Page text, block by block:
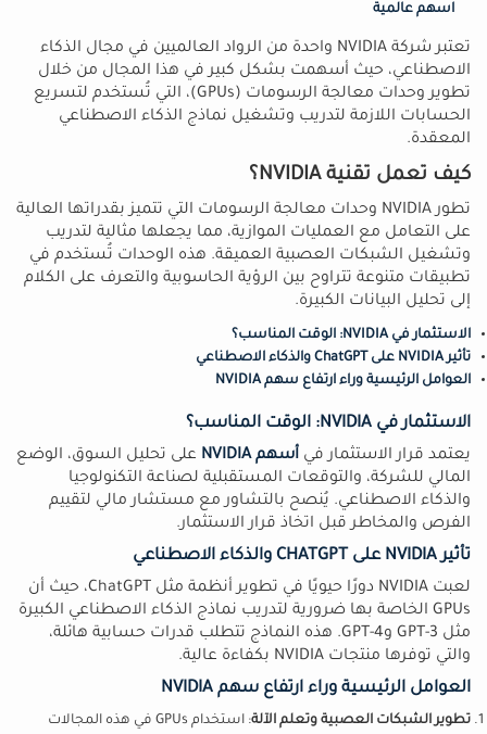
اسهم عالمية
تعتبر شركة NVIDIA واحدة من الرواد العالميين في مجال الذكاء
الاصطناعي، حيث أسهمت بشكل كبير في هذا المجال من خلال
تطوير وحدات معالجة الرسومات (GPUs)، التي تُستخدم لتسريع
الحسابات اللازمة لتدريب وتشغيل نماذج الذكاء الاصطناعي
المعقدة.
كيف تعمل تقنية NVIDIA؟
تطور NVIDIA وحدات معالجة الرسومات التي تتميز بقدراتها العالية
على التعامل مع العمليات الموازية، مما يجعلها مثالية لتدريب
وتشغيل الشبكات العصبية العميقة. هذه الوحدات تُستخدم في
تطبيقات متنوعة تتراوح بين الرؤية الحاسوبية والتعرف على الكلام
إلى تحليل البيانات الكبيرة.
الاستثمار في NVIDIA: الوقت المناسب؟
تأثير NVIDIA على ChatGPT والذكاء الاصطناعي
العوامل الرئيسية وراء ارتفاع سهم NVIDIA
الاستثمار في NVIDIA: الوقت المناسب؟
يعتمد قرار الاستثمار في أسهم NVIDIA
على تحليل السوق، الوضع
المالي للشركة، والتوقعات المستقبلية لصناعة التكنولوجيا
والذكاء الاصطناعي. يُنصح بالتشاور مع مستشار مالي لتقييم
الفرص والمخاطر قبل اتخاذ قرار الاستثمار.
تأثير NVIDIA على CHATGPT والذكاء الاصطناعي
لعبت NVIDIA دورًا حيويًا في تطوير أنظمة مثل ChatGPT، حيث أن
GPUs الخاصة بها ضرورية لتدريب نماذج الذكاء الاصطناعي الكبيرة
مثل GPT-3 وGPT-4. هذه النماذج تتطلب قدرات حسابية هائلة،
والتي توفرها منتجات NVIDIA بكفاءة عالية.
العوامل الرئيسية وراء ارتفاع سهم NVIDIA
تطوير الشبكات العصبية وتعلم الآلة
: استخدام GPUs في هذه المجالات